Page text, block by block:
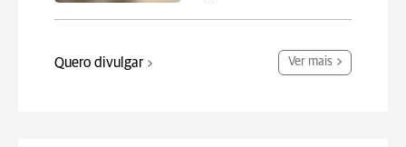
Quero divulgar Ver mais